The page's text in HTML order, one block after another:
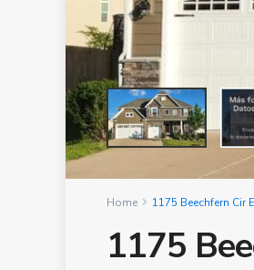
Home 1175 Beechfern Cir
1175